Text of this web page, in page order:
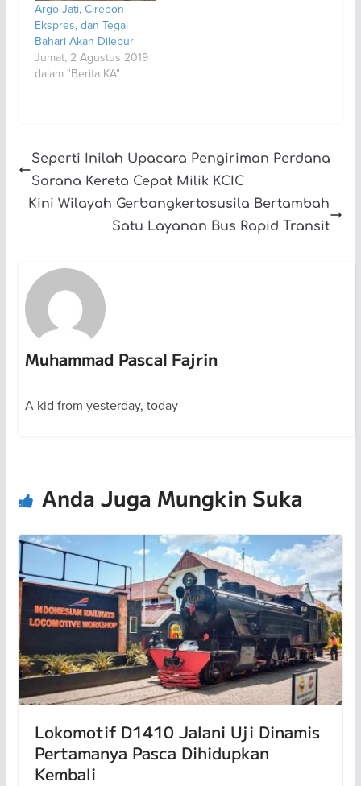
Argo Jati, Cirebon
Ekspres, dan Tegal
Bahari Akan Dilebur
Jumat, 2 Agustus 2019
dalam "Berita KA"
Seperti Inilah Upacara Pengiriman Perdana
Sarana Kereta Cepat Milik KCIC
Kini Wilayah Gerbangkertosusila Bertambah
Satu Layanan Bus Rapid Transit
Muhammad Pascal Fajrin
A kid from yesterday, today
Anda Juga Mungkin Suka
Lokomotif D1410 Jalani Uji Dinamis
Pertamanya Pasca Dihidupkan
Kembali